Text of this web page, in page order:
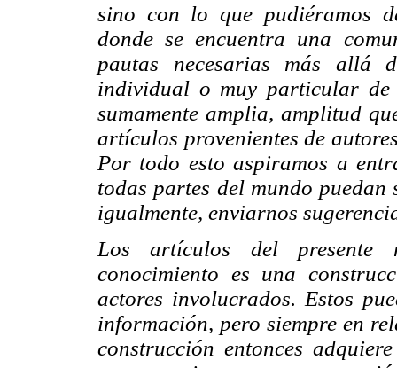
sino con lo que pudiéramos
donde se encuentra una
pautas necesarias más allá
individual o muy particular de
sumamente amplia, amplitud
artículos provenientes de
Por todo esto aspiramos a
todas partes del mundo puedan
igualmente, enviarnos
Los artículos del presente
conocimiento es una
actores involucrados. Estos
información, pero siempre en
construcción entonces